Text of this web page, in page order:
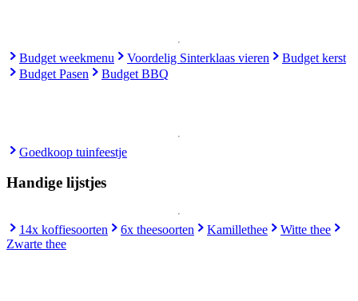
Budget weekmenu Voordelig Sinterklaas vieren
Budget kerst
Budget Pasen
Budget BBQ
Goedkoop tuinfeestje
Handige lijstjes
14x koffiesoorten 6x theesoorten Kamillethee
Witte thee
Zwarte thee